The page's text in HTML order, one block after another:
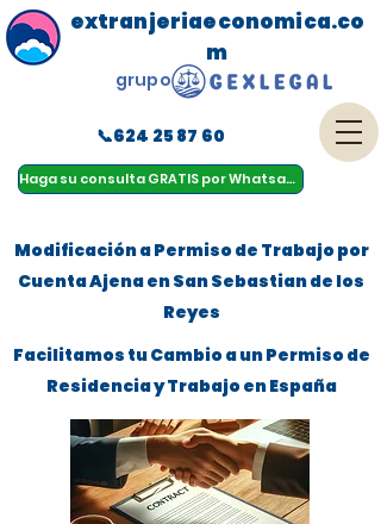
Haga su consulta GRATIS por Whatsapp
menu
extranjeriaeconomica.co
m
📞624 25 87 60
grupo
Modificación a Permiso de Trabajo por
Cuenta Ajena en San Sebastian de los
Reyes
Facilitamos tu Cambio a un Permiso de
Residencia y Trabajo en España